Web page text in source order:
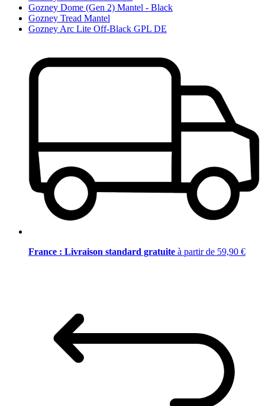
Gozney Dome (Gen 2) Mantel - Black
Gozney Tread Mantel
Gozney Arc Lite Off-Black GPL DE
France : Livraison standard gratuite à partir de 59,90 €